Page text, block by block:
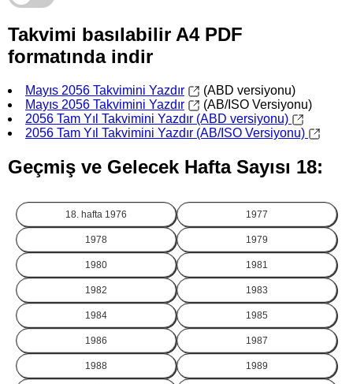
Takvimi basılabilir A4 PDF
formatında indir
Mayıs 2056 Takvimini Yazdır
(ABD versiyonu)
Mayıs 2056 Takvimini Yazdır
(AB/ISO Versiyonu)
2056 Tam Yıl Takvimini Yazdır (ABD versiyonu)
2056 Tam Yıl Takvimini Yazdır (AB/ISO Versiyonu)
Geçmiş ve Gelecek Hafta Sayısı 18:
18. hafta 1976 1977
1978 1979
1980 1981
1982 1983
1984 1985
1986 1987
1988 1989